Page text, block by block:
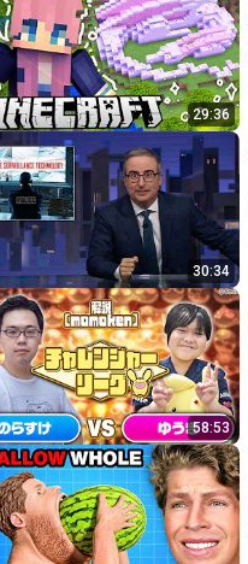
29:36
30:34
58:53